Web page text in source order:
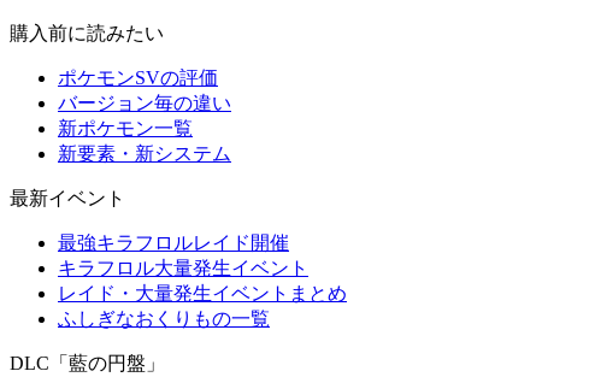
購入前に読みたい
ポケモンSVの評価
バージョン毎の違い
新ポケモン一覧
新要素・新システム
最新イベント
最強キラフロルレイド開催
キラフロル大量発生イベント
レイド・大量発生イベントまとめ
ふしぎなおくりもの一覧
DLC「藍の円盤」